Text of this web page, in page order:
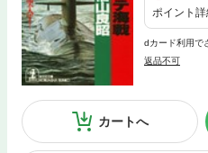
ポイント詳
dカード利用で
返品不可
カートへ